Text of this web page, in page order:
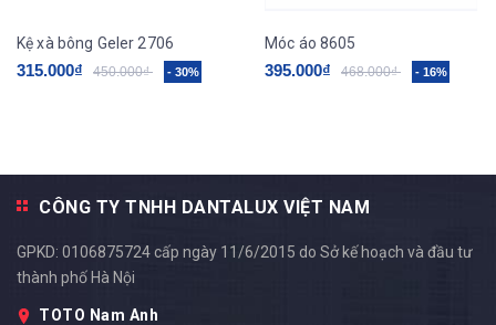
Kệ xà bông Geler 2706
315.000₫ 450.000₫ - 30%
Móc áo 8605
395.000₫ 468.000₫ - 16%
CÔNG TY TNHH DANTALUX VIỆT NAM
GPKD: 0106875724 cấp ngày 11/6/2015 do Sở kế hoạch và đầu tư
thành phố Hà Nội
TOTO Nam Anh